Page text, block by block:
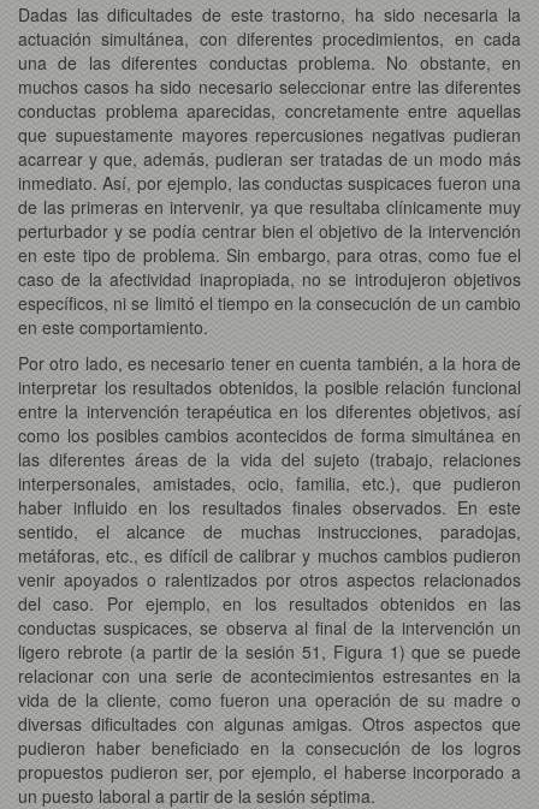
Dadas las dificultades de este trastorno, ha sido necesaria la
actuación simultánea, con diferentes procedimientos, en cada
una de las diferentes conductas problema. No obstante, en
muchos casos ha sido necesario seleccionar entre las diferentes
conductas problema aparecidas, concretamente entre aquellas
que supuestamente mayores repercusiones negativas pudieran
acarrear y que, además, pudieran ser tratadas de un modo más
inmediato. Así, por ejemplo, las conductas suspicaces fueron una
de las primeras en intervenir, ya que resultaba clínicamente muy
perturbador y se podía centrar bien el objetivo de la intervención
en este tipo de problema. Sin embargo, para otras, como fue el
caso de la afectividad inapropiada, no se introdujeron objetivos
específicos, ni se limitó el tiempo en la consecución de un cambio
en este comportamiento.
Por otro lado, es necesario tener en cuenta también, a la hora de
interpretar los resultados obtenidos, la posible relación funcional
entre la intervención terapéutica en los diferentes objetivos, así
como los posibles cambios acontecidos de forma simultánea en
las diferentes áreas de la vida del sujeto (trabajo, relaciones
interpersonales, amistades, ocio, familia, etc.), que pudieron
haber influido en los resultados finales observados. En este
sentido, el alcance de muchas instrucciones, paradojas,
metáforas, etc., es difícil de calibrar y muchos cambios pudieron
venir apoyados o ralentizados por otros aspectos relacionados
del caso. Por ejemplo, en los resultados obtenidos en las
conductas suspicaces, se observa al final de la intervención un
ligero rebrote (a partir de la sesión 51, Figura 1) que se puede
relacionar con una serie de acontecimientos estresantes en la
vida de la cliente, como fueron una operación de su madre o
diversas dificultades con algunas amigas. Otros aspectos que
pudieron haber beneficiado en la consecución de los logros
propuestos pudieron ser, por ejemplo, el haberse incorporado a
un puesto laboral a partir de la sesión séptima.